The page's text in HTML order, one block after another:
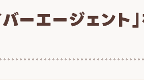
バーエージェント